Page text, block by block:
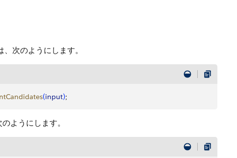
次のようにします。
(input);
ようにします。